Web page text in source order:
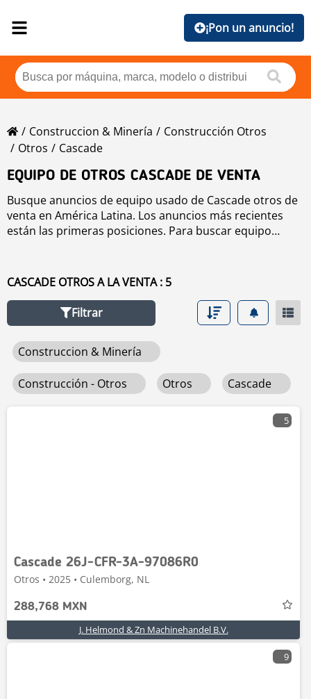
¡Pon un anuncio!
Construccion & Minería
Construcción Otros
Otros
Cascade
EQUIPO DE OTROS CASCADE DE VENTA
Busque anuncios de equipo usado de Cascade otros de
venta en América Latina. Los anuncios más recientes
están las primeras posiciones. Para buscar equipo
cualquier equipo usado de venta haga clic en este
CASCADE OTROS A LA VENTA : 5
Filtrar
Construccion & Minería
Construcción - Otros Otros Cascade
5
Cascade 26J-CFR-3A-97086R0
Otros • 2025 • Culemborg, NL
288,768 MXN
J. Helmond & Zn Machinehandel B.V.
9